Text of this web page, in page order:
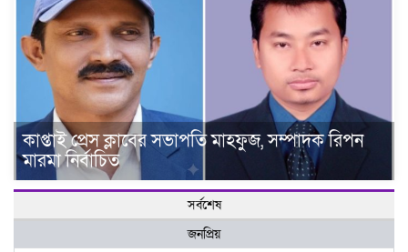
কাপ্তাই প্রেস ক্লাবের সভাপতি মাহফুজ, সম্পাদক রিপন
মারমা নির্বাচিত
সর্বশেষ
জনপ্রিয়